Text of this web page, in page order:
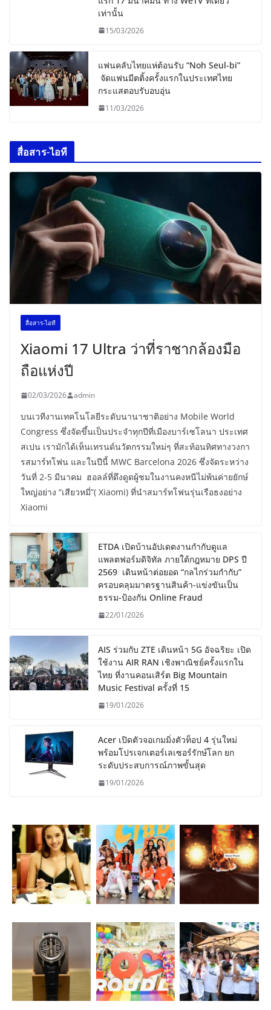
เท่านั้น
15/03/2026
แฟนคลับไทยแห่ต้อนรับ “Noh Seul-bi”
จัดแฟนมีตติ้งครั้งแรกในประเทศไทย
กระแสตอบรับอบอุ่น
11/03/2026
สื่อสาร-ไอที
สื่อสาร-ไอที
Xiaomi 17 Ultra ว่าที่ราชากล้องมือ
ถือแห่งปี
02/03/2026 admin
บนเวทีงานเทคโนโลยีระดับนานาชาติอย่าง Mobile World
Congress ซึ่งจัดขึ้นเป็นประจำทุกปีที่เมืองบาร์เซโลนา ประเทศ
สเปน เรามักได้เห็นเทรนด์นวัตกรรมใหม่ๆ ที่สะท้อนทิศทางวงกา
รสมาร์ทโฟน และในปีนี้ MWC Barcelona 2026 ซึ่งจัดระหว่าง
วันที่ 2-5 มีนาคม ฮอลล์ที่ดึงดูดผู้ชมในงานคงหนีไม่พ้นค่ายยักษ์
ใหญ่อย่าง “เสียวหมี่”( Xiaomi) ที่นำสมาร์ทโฟนรุ่นเรือธงอย่าง
Xiaomi
ETDA เปิดบ้านอัปเดตงานกำกับดูแล
แพลตฟอร์มดิจิทัล ภายใต้กฎหมาย DPS ปี
2569 เดินหน้าต่อยอด “กลไกร่วมกำกับ”
ครอบคลุมมาตรฐานสินค้า-แข่งขันเป็น
ธรรม-ป้องกัน Online Fraud
22/01/2026
AIS ร่วมกับ ZTE เดินหน้า 5G อัจฉริยะ เปิด
ใช้งาน AIR RAN เชิงพาณิชย์ครั้งแรกใน
ไทย ที่งานคอนเสิร์ต Big Mountain
Music Festival ครั้งที่ 15
19/01/2026
Acer เปิดตัวจอเกมมิ่งตัวท็อป 4 รุ่นใหม่
พร้อมโปรเจกเตอร์เลเซอร์รักษ์โลก ยก
ระดับประสบการณ์ภาพขั้นสุด
19/01/2026